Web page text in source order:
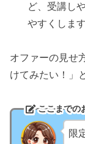
ど、受講し
やすくします
オファーの見せ
けてみたい！」
ここまでの
限